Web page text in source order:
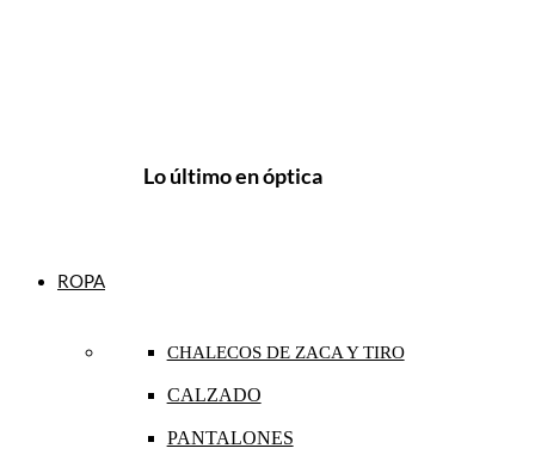
Lo último en óptica
ROPA
CHALECOS DE ZACA Y TIRO
CALZADO
PANTALONES